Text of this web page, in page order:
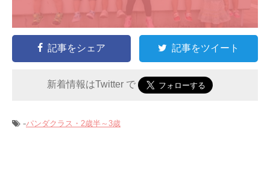
記事をシェア 記事をツイート
新着情報はTwitter で
-パンダクラス・2歳半～3歳